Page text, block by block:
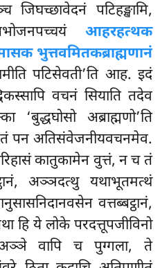
जिघच्छावेदनं पटिहङ्खामि,
आहरहत्थक
भुत्तवमितकब्राह्मणानं
पटिसेवती’ति आह. इदं
वचनं सियाति तदेव
अब्राह्मणो’ति
तं पन अतिसंवेजनीयवचनमेव.
कातुकामेन वुत्तं, न च तं
अञ्ञदत्थु यथाभूतमत्थं
वत्तब्बट्ठानं,
हि ये लोके परदत्तूपजीविनो
अञ्ञे वापि च पुग्गला, ते